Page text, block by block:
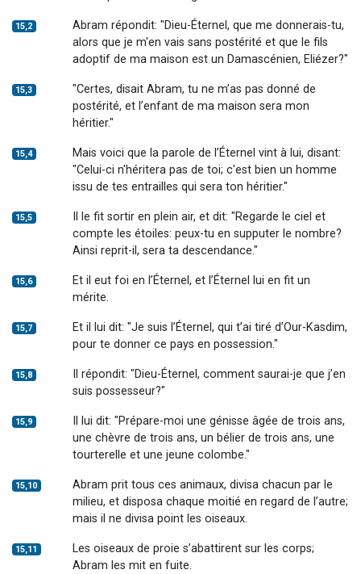
15,2
Abram répondit: "Dieu-Éternel, que me donnerais-tu,
alors que je m'en vais sans postérité et que le fils
adoptif de ma maison est un Damascénien, Eliézer?"
15,3
"Certes, disait Abram, tu ne m’as pas donné de
postérité, et l’enfant de ma maison sera mon
héritier."
15,4
Mais voici que la parole de l’Éternel vint à lui, disant:
"Celui-ci n'héritera pas de toi; c'est bien un homme
issu de tes entrailles qui sera ton héritier."
15,5
Il le fit sortir en plein air, et dit: "Regarde le ciel et
compte les étoiles: peux-tu en supputer le nombre?
Ainsi reprit-il, sera ta descendance."
15,6
Et il eut foi en l’Éternel, et l’Éternel lui en fit un
mérite.
15,7
Et il lui dit: "Je suis l’Éternel, qui t’ai tiré d’Our-Kasdim,
pour te donner ce pays en possession."
15,8
Il répondit: "Dieu-Éternel, comment saurai-je que j’en
suis possesseur?"
15,9
Il lui dit: "Prépare-moi une génisse âgée de trois ans,
une chèvre de trois ans, un bélier de trois ans, une
tourterelle et une jeune colombe."
15,10
Abram prit tous ces animaux, divisa chacun par le
milieu, et disposa chaque moitié en regard de l’autre;
mais il ne divisa point les oiseaux.
15,11
Les oiseaux de proie s’abattirent sur les corps;
Abram les mit en fuite.